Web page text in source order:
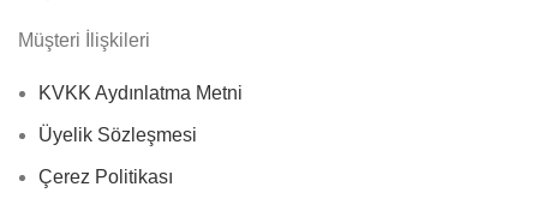
Müşteri İlişkileri
KVKK Aydınlatma Metni
Üyelik Sözleşmesi
Çerez Politikası